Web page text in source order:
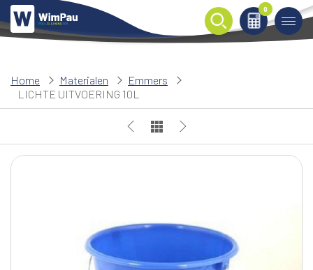
0
0
Home Materialen
Emmers
LICHTE UITVOERING 10L